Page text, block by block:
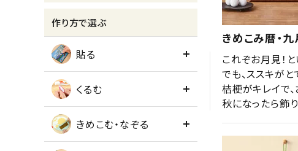
作り方で選ぶ
貼る
くるむ
きめこむ・なぞる
きめこみ暦・九
これぞお月見！
でも、ススキがと
桔梗がキレイで、
秋になったら飾